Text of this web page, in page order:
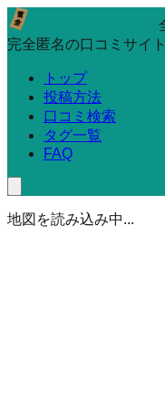
完全匿名の口コミサイト
トップ
投稿方法
口コミ検索
タグ一覧
FAQ
地図を読み込み中...